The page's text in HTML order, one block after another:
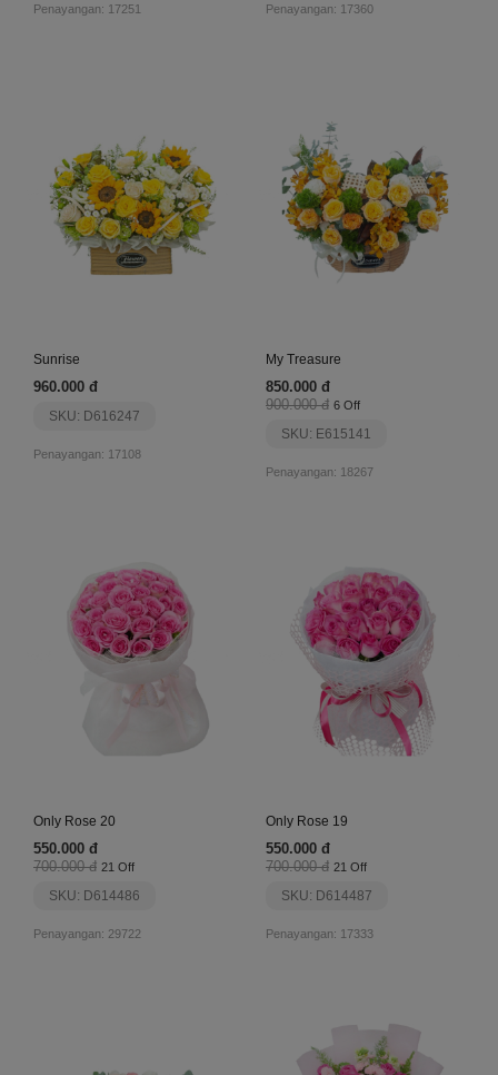
Penayangan: 17251 Penayangan: 17360
Sunrise
960.000 đ
SKU: D616247
Penayangan: 17108
My Treasure
850.000 đ
900.000 đ 6 Off
SKU: E615141
Penayangan: 18267
Only Rose 20
550.000 đ
700.000 đ 21 Off
SKU: D614486
Penayangan: 29722
Only Rose 19
550.000 đ
700.000 đ 21 Off
SKU: D614487
Penayangan: 17333